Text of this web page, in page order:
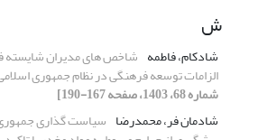
ش
شادکام، فاطمه شاخص های مدیران شایسته
الزامات توسعه فرهنگی در نظام جمهوری
شماره 68، 1403، صفحه 167-190]
شادمان فر، محمدرضا سیاست گذاری